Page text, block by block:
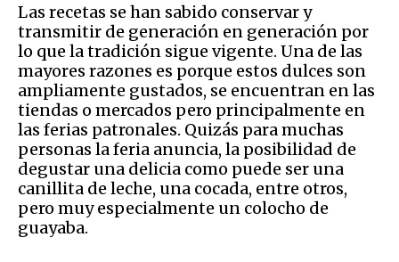
Las recetas se han sabido conservar y
transmitir de generación en generación por
lo que la tradición sigue vigente. Una de las
mayores razones es porque estos dulces son
ampliamente gustados, se encuentran en las
tiendas o mercados pero principalmente en
las ferias patronales. Quizás para muchas
personas la feria anuncia, la posibilidad de
degustar una delicia como puede ser una
canillita de leche, una cocada, entre otros,
pero muy especialmente un colocho de
guayaba.